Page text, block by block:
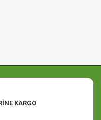
KARGO